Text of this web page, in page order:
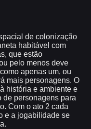
de colonização
habitável com
que estão
pelo menos deve
apenas um, ou
mais personagens. O
história e ambiente e
de personagens para
Com o ato 2 cada
e a jogabilidade se